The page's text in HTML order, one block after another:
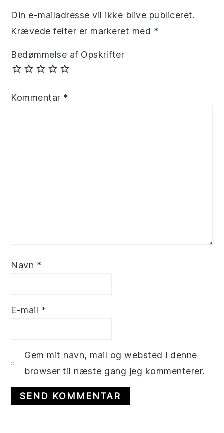
Din e-mailadresse vil ikke blive publiceret.
Krævede felter er markeret med *
Bedømmelse af Opskrifter
Kommentar *
Navn *
E-mail *
Gem mit navn, mail og websted i denne
browser til næste gang jeg kommenterer.